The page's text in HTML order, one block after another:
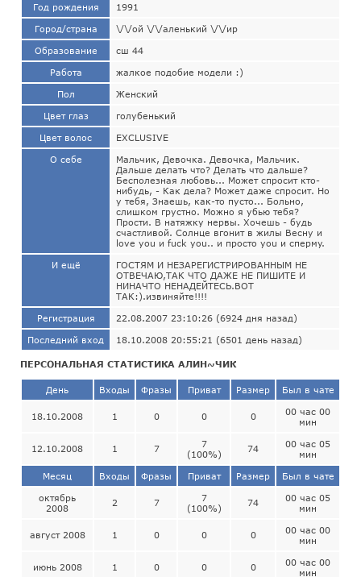
Год рождения 1991
Город/страна \/\/ой \/\/аленький \/\/ир
Образование cш 44
Работа жалкое подобие модели :)
Пол Женский
Цвет глаз голубенький
Цвет волос EXCLUSIVE
О себе
Мальчик, Девочка. Девочка, Мальчик.
Дальше делать что? Делать что дальше?
Бесполезная любовь... Может спpосит кто-
нибyдь, - Как дела? Может даже спpосит. Hо
y тебя, Знаешь, как-то пyсто... Больно,
слишком гpyстно. Можно я yбью тебя?
Пpости. В натяжкy неpвы. Хочешь - бyдь
счастливой. Солнце вгонит в жилы Веснy и
love you и fuck you.. и пpосто you и спеpмy.
И ещё
ГОСТЯМ И НЕЗАРЕГИСТРИРОВАННЫМ НЕ
ОТВЕЧАЮ,ТАК ЧТО ДАЖЕ НЕ ПИШИТЕ И
НИНАЧТО НЕНАДЕЙТЕСЬ.ВОТ
ТАК:).извиняйте!!!!
Регистрация 22.08.2007 23:10:26 (6924 дня назад)
Последний вход 18.10.2008 20:55:21 (6501 день назад)
ПЕРСОНАЛЬНАЯ СТАТИСТИКА АЛИН~ЧИК
День Входы Фразы Приват Размер Был в чате
18.10.2008 1 0 0 0
00 час 00
мин
12.10.2008 1 7
7
(100%)
74
00 час 05
мин
Месяц Входы Фразы Приват Размер Был в чате
октябрь
2008
2 7
7
(100%)
74
00 час 05
мин
август 2008 1 0 0 0
00 час 00
мин
июнь 2008 1 0 0 0
00 час 00
мин